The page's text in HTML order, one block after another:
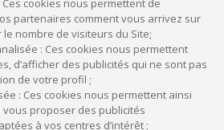
les échéances restant à payer
valeur à neuf, plus élevée.
financière, l’assureur prend
différence et rembourse les
dues au contrat. De ce fait, le
Ces cookies nous permettent de
partenaires comment vous arrivez sur
nombre de visiteurs du Site;
: Ces cookies nous permettent
d’afficher des publicités qui ne sont pas
de votre profil ;
: Ces cookies nous permettent ainsi
proposer des publicités
à vos centres d’intérêt ;